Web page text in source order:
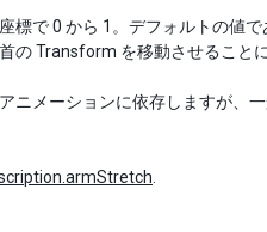
標で 0 から 1。デフォルトの値
の Transform を移動させること
ニメーションに依存しますが、